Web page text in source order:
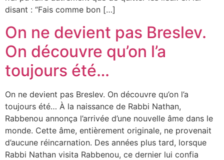
disant : “Fais comme bon […]
On ne devient pas Breslev.
On découvre qu’on l’a
toujours été…
On ne devient pas Breslev. On découvre qu’on l’a
toujours été… À la naissance de Rabbi Nathan,
Rabbenou annonça l’arrivée d’une nouvelle âme dans le
monde. Cette âme, entièrement originale, ne provenait
d’aucune réincarnation. Des années plus tard, lorsque
Rabbi Nathan visita Rabbenou, ce dernier lui confia